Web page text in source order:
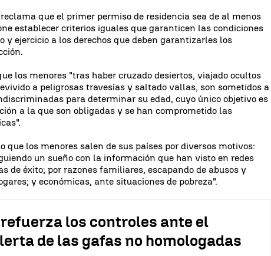
que el primer permiso de residencia sea de al menos
establecer criterios iguales que garanticen las condiciones
y ejercicio a los derechos que deben garantizarles los
los menores "tras haber cruzado desiertos, viajado ocultos
a peligrosas travesías y saltado vallas, son sometidos a
para determinar su edad, cuyo único objetivo es
a la que son obligadas y se han comprometido las
que los menores salen de sus países por diversos motivos:
un sueño con la información que han visto en redes
de éxito; por razones familiares, escapando de abusos y
y económicas, ante situaciones de pobreza".
los controles ante el
de las gafas no homologadas